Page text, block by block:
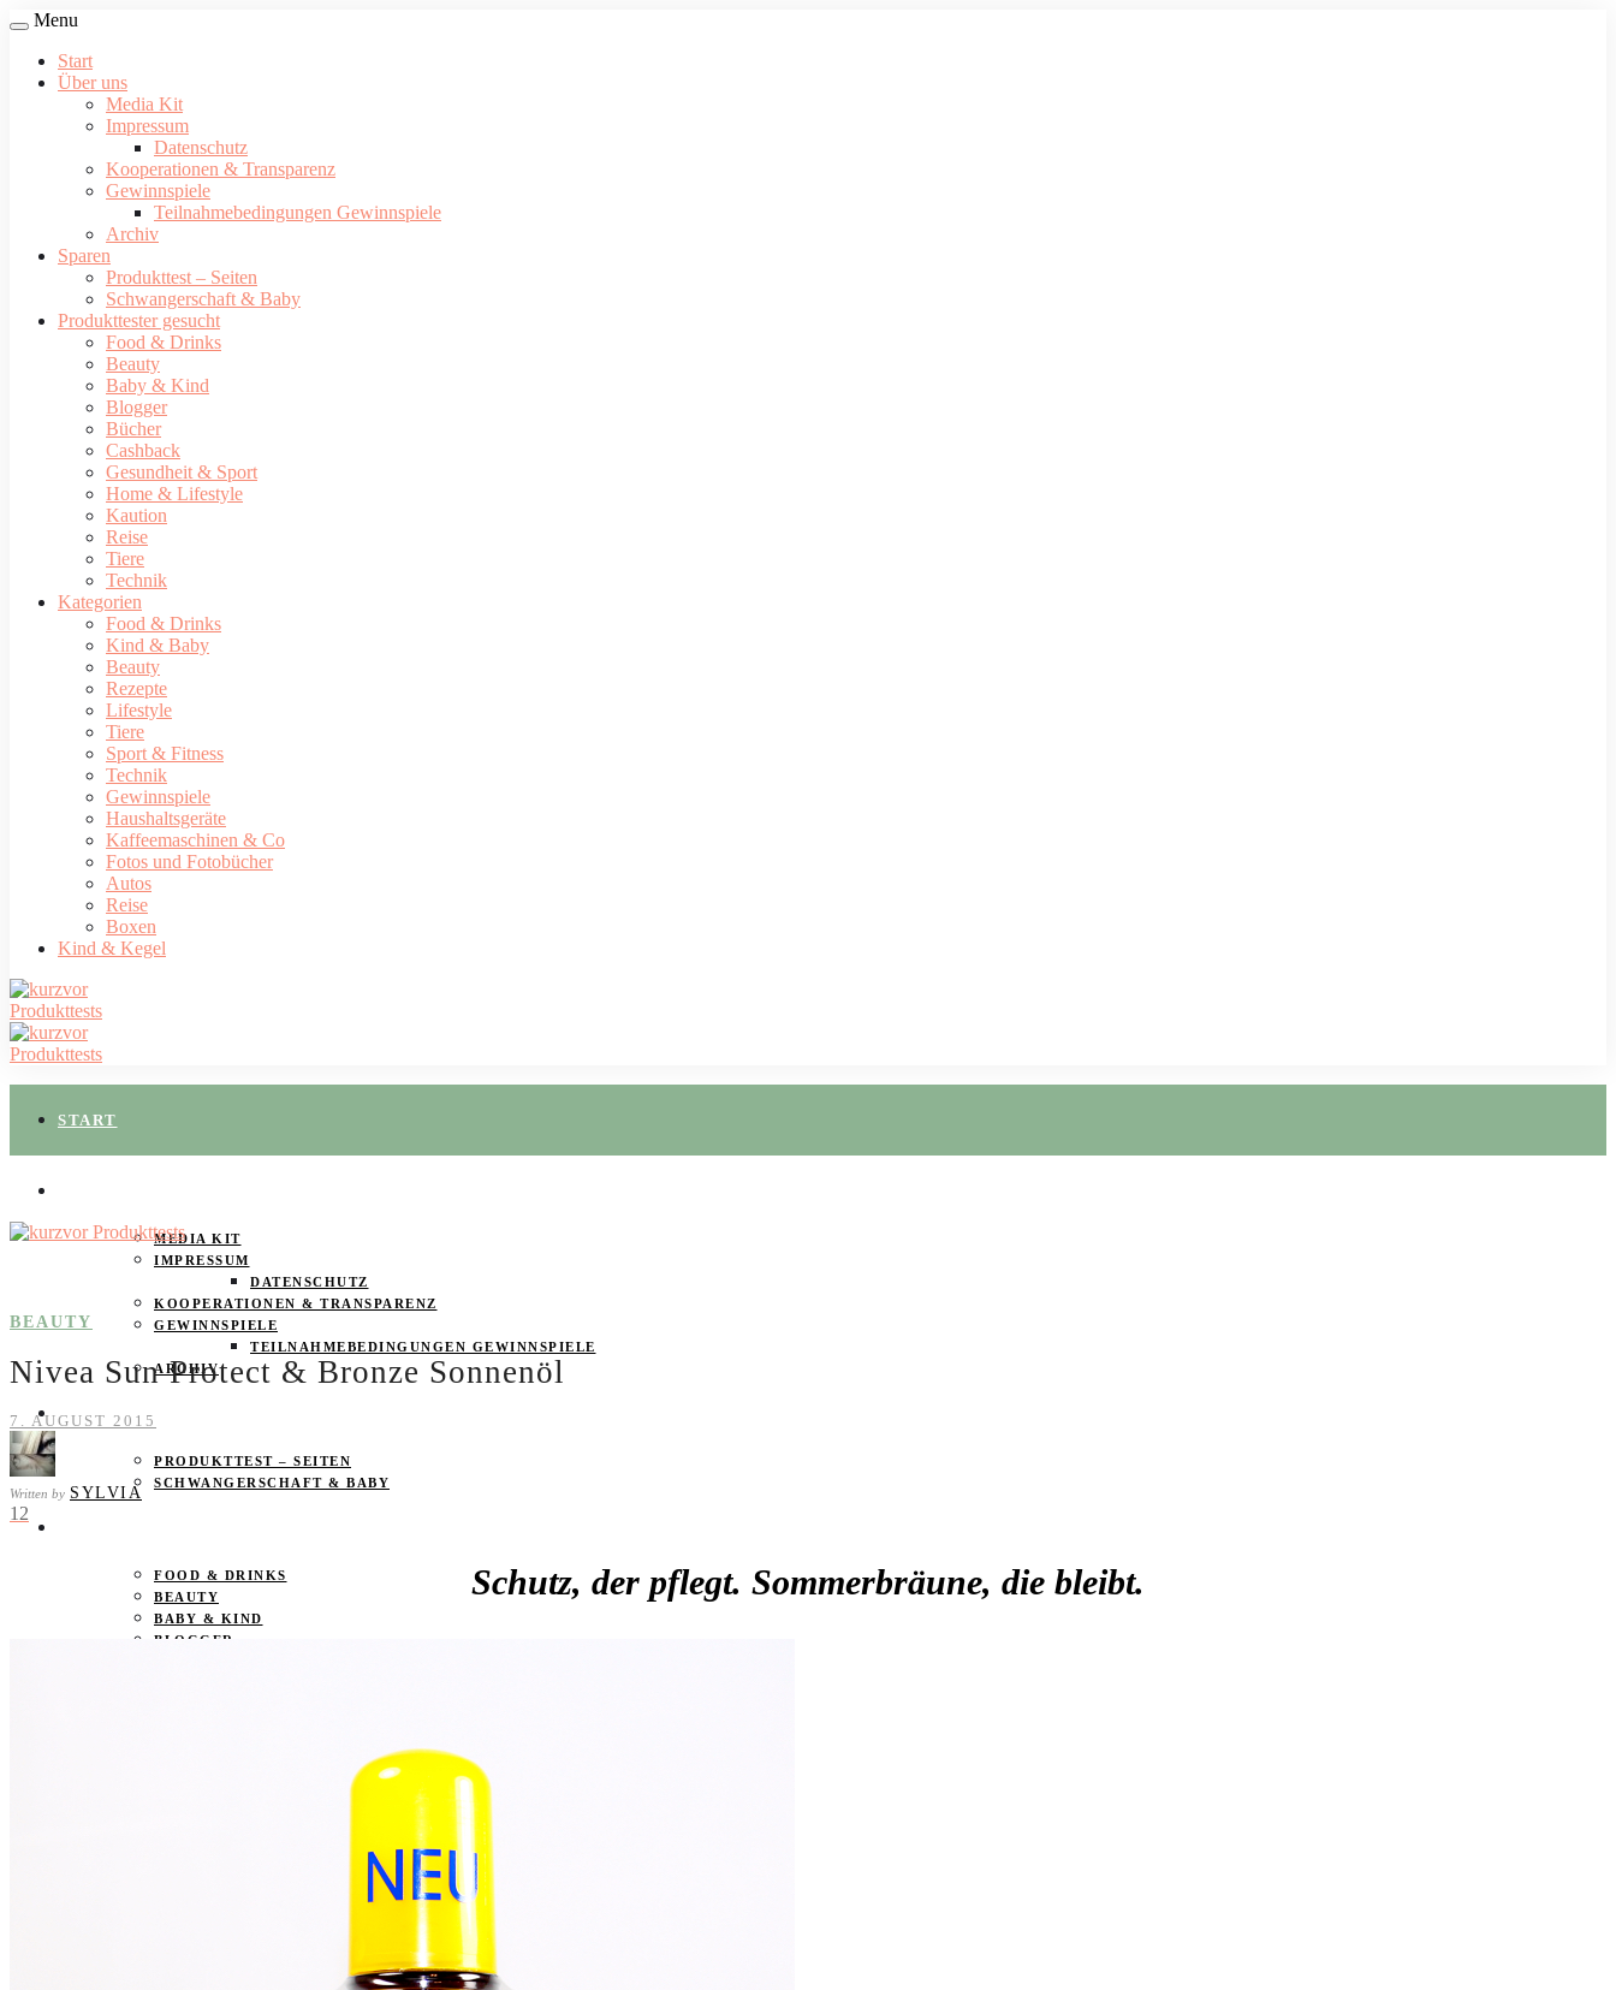
Menu
Start
Über uns
Media Kit
Impressum
Datenschutz
Kooperationen & Transparenz
Gewinnspiele
Teilnahmebedingungen Gewinnspiele
Archiv
Sparen
Produkttest – Seiten
Schwangerschaft & Baby
Produkttester gesucht
Food & Drinks
Beauty
Baby & Kind
Blogger
Bücher
Cashback
Gesundheit & Sport
Home & Lifestyle
Kaution
Reise
Tiere
Technik
Kategorien
Food & Drinks
Kind & Baby
Beauty
Rezepte
Lifestyle
Tiere
Sport & Fitness
Technik
Gewinnspiele
Haushaltsgeräte
Kaffeemaschinen & Co
Fotos und Fotobücher
Autos
Reise
Boxen
Kind & Kegel
START
MEDIA KIT
IMPRESSUM
DATENSCHUTZ
KOOPERATIONEN & TRANSPARENZ
GEWINNSPIELE
TEILNAHMEBEDINGUNGEN GEWINNSPIELE
ARCHIV
SPAREN
PRODUKTTEST – SEITEN
SCHWANGERSCHAFT & BABY
FOOD & DRINKS
BEAUTY
BABY & KIND
BLOGGER
BEAUTY
Nivea Sun Protect & Bronze Sonnenöl
7. AUGUST 2015
Written by SYLVIA
12
Schutz, der pflegt. Sommerbräune, die bleibt.